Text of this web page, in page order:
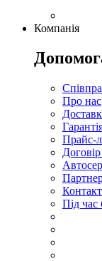
Компанія
Про нас
Прайс-
Під час